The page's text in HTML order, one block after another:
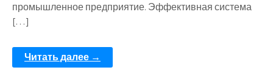
промышленное предприятие. Эффективная система
[…]
Читать далее →